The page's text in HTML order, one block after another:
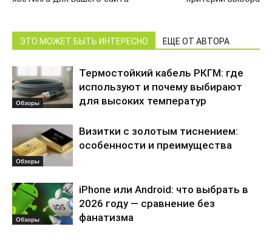
ЭТО МОЖЕТ БЫТЬ ИНТЕРЕСНО ЕЩЕ ОТ АВТОРА
Обзоры
Термостойкий кабель РКГМ: где
используют и почему выбирают
для высоких температур
Обзоры
Визитки с золотым тиснением:
особенности и преимущества
Обзоры
iPhone или Android: что выбрать в
2026 году — сравнение без
фанатизма